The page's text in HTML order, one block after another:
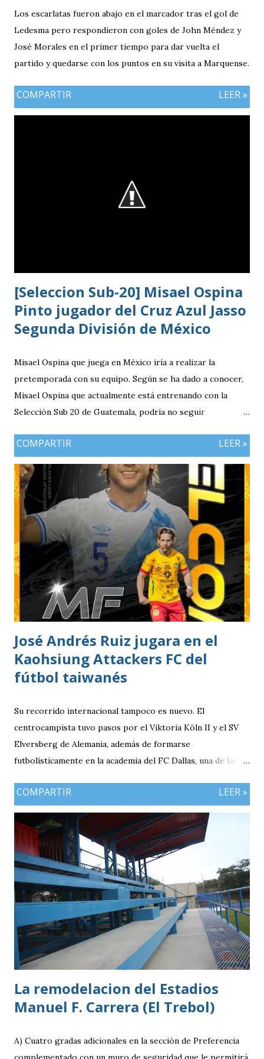
Los escarlatas fueron abajo en el marcador tras el gol de
Ledesma pero respondieron con goles de John Méndez y
José Morales en el primer tiempo para dar vuelta el
partido y quedarse con los puntos en su visita a Marquense.
COMPARTIR LEER »
[Seleccion Sub-20] Misael Ospina
Pinto jugador del Cruz Azul Jasso
Segunda División de México
Misael Ospina que juega en México iría a realizar la
pretemporada con su equipo. Según se ha dado a conocer,
Misael Ospina que actualmente está entrenando con la
Selección Sub 20 de Guatemala, podría no seguir
Cruz Azul de México iniciará a realizar su pretemporada.
Bio Ospina, de madre guatemalteca y padre colombiano,
vivía en Estados Unidos antes de ir a ser una prueba a la
filial del Cruz Azul de México, club al que se vinculó tras
destacar en una gira en Europa. Misael Ospina Pinto Lugar
y fecha de nacimiento: Barberena, Santa Rosa, 29 de julio
1996 Posición: Volante por derecha Peso: 143 libras
Estatura: 1.75 metros Equipo: Cruz Azul de Segunda
División de México Estudios: Quinto bachillerato en México
via. luchosolares.blogspot.com
COMPARTIR LEER »
José Andrés Ruiz jugara en el
Kaohsiung Attackers FC del
fútbol taiwanés
Su recorrido internacional tampoco es nuevo. El
centrocampista tuvo pasos por el Viktoria Köln II y el SV
Elversberg de Alemania, además de formarse
futbolísticamente en la academia del FC Dallas, una de las
experiencia que marcó el inicio de su desarrollo como
Kaohsiung Attackers FC, una institución de crecimiento
reciente dentro del fútbol taiwanés. El club nació en 2016
con su equipo femenino y fue hasta 2025 cuando creó su
rama masculina, la cual comenzó su recorrido en la Segunda
División antes de conseguir el ascenso a la máxima
categoría.
COMPARTIR LEER »
La remodelacion del Estadios
Manuel F. Carrera (El Trebol)
A) Cuatro gradas adicionales en la sección de Preferencia